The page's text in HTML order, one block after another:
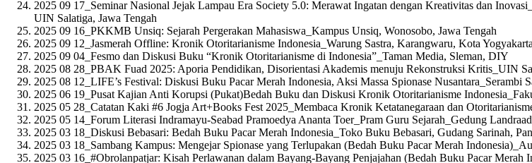
2025 09 17_Seminar Nasional Jejak Lampau Era Society 5.0: Merawat Ingatan dengan Kreativitas dan
UIN Salatiga, Jawa Tengah
2025 09 16_PKKMB Unsiq: Sejarah Pergerakan Mahasiswa_Kampus Unsiq, Wonosobo, Jawa Tengah
2025 09 12_Jasmerah Offline: Kronik Otoritarianisme Indonesia_Warung Sastra, Karangwaru, Kota
2025 09 04_Fesmo dan Diskusi Buku “Kronik Otoritarianisme di Indonesia”_Taman Media, Sleman, DIY
2025 08 28_PBAK Fuad 2025: Aporia Pendidikan, Disorientasi Akademis menuju Rekonstruksi Kritis_UIN
2025 08 12_LIFE’s Festival: Diskusi Buku Pacar Merah Indonesia, Aksi Massa Spionase Nusantara_Serambi
2025 06 19_Pusat Kajian Anti Korupsi (Pukat)Bedah Buku dan Diskusi Kronik Otoritarianisme
2025 05 28_Catatan Kaki #6 Jogja Art+Books Fest 2025_Membaca Kronik Ketatanegaraan dan
2025 05 14_Forum Literasi Indramayu-Seabad Pramoedya Ananta Toer_Pram Guru Sejarah_Gedung
2025 03 18_Diskusi Bebasari: Bedah Buku Pacar Merah Indonesia_Toko Buku Bebasari, Gudang Sarinah,
2025 03 18_Sambang Kampus: Mengejar Spionase yang Terlupakan (Bedah Buku Pacar Merah
2025 03 16_#Obrolanpatjar: Kisah Perlawanan dalam Bayang-Bayang Penjajahan (Bedah Buku Pacar